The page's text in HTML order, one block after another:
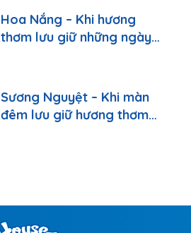
Hoa Nắng – Khi hương
thơm lưu giữ những ngày
Sương Nguyệt – Khi màn
đêm lưu giữ hương thơm